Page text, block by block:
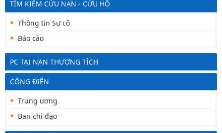
TÌM KIẾM CỨU NẠN - CỨU HỘ
Thông tin Sự cố
Báo cáo
PC TẠI NẠN THƯƠNG TÍCH
CÔNG ĐIỆN
Trung ương
Ban chỉ đạo